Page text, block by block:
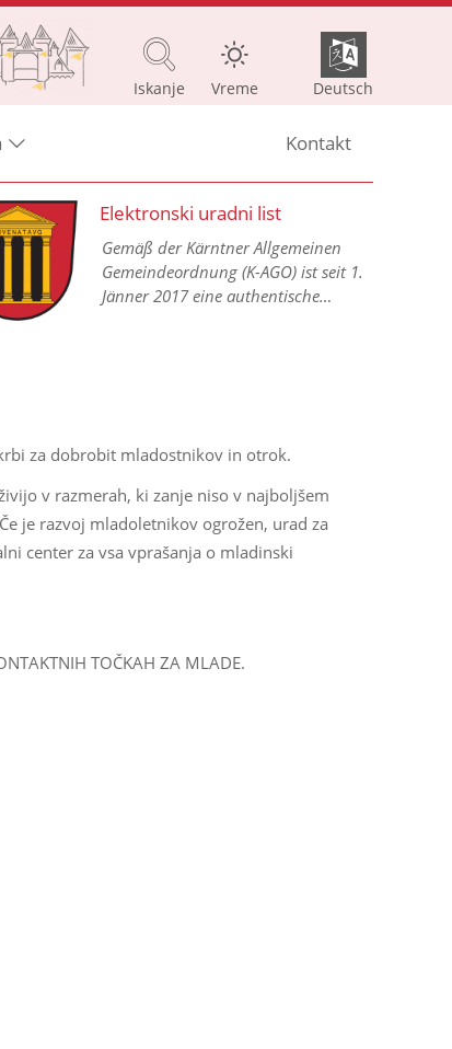
Iskanje Vreme Deutsch
Kontakt
Elektronski uradni list
Gemäß der Kärntner Allgemeinen
Gemeindeordnung (K-AGO) ist seit 1.
Jänner 2017 eine authentische
za dobrobit mladostnikov in otrok.
v razmerah, ki zanje niso v najboljšem
je razvoj mladoletnikov ogrožen, urad za
center za vsa vprašanja o mladinski
TOČKAH ZA MLADE.